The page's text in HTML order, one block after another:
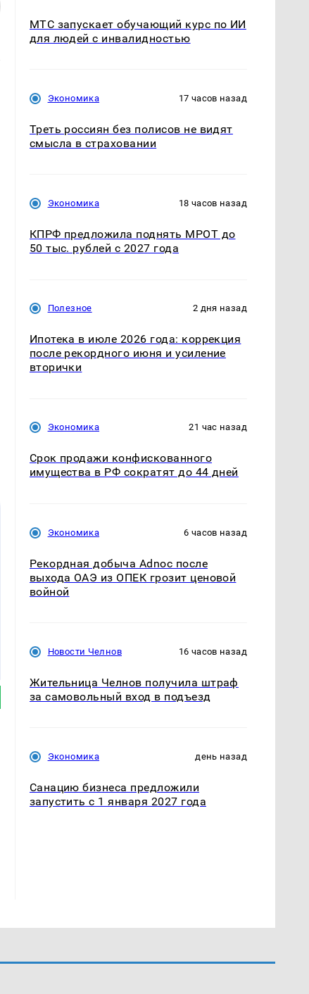
В магазинах России
ажиотаж из-за этого
машину напали и
МТС запускает обучающий курс по ИИ
для людей с инвалидностью
Экономика 17 часов назад
Треть россиян без полисов не видят
смысла в страховании
Экономика 18 часов назад
КПРФ предложила поднять МРОТ до
50 тыс. рублей с 2027 года
Полезное 2 дня назад
Ипотека в июле 2026 года: коррекция
после рекордного июня и усиление
вторички
Экономика 21 час назад
Срок продажи конфискованного
имущества в РФ сократят до 44 дней
Экономика 6 часов назад
Рекордная добыча Adnoc после
выхода ОАЭ из ОПЕК грозит ценовой
войной
Новости Челнов 16 часов назад
Жительница Челнов получила штраф
за самовольный вход в подъезд
Экономика день назад
Санацию бизнеса предложили
запустить с 1 января 2027 года